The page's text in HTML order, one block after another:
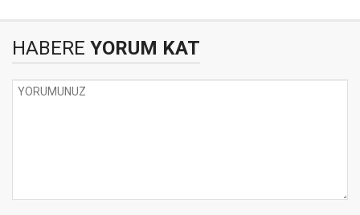
HABERE YORUM KAT